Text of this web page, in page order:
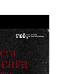
sufrir de
En tu
fruto